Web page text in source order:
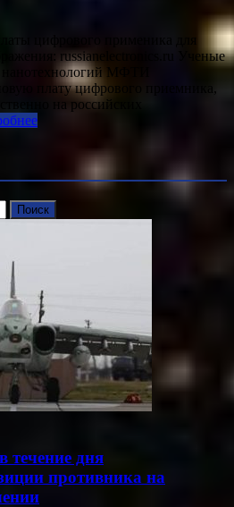
цифрового применика для
russianelectronics.ru Ученые
нанотехнологий МФТИ
плату цифрового приемника,
на российских
дня
противника на